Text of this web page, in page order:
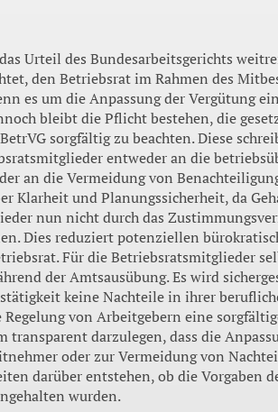
Urteil des Bundesarbeitsgerichts
den Betriebsrat im Rahmen des
es um die Anpassung der Vergütung
bleibt die Pflicht bestehen, die
sorgfältig zu beachten. Diese
entweder an die
an die Vermeidung von
Klarheit und Planungssicherheit, da
nun nicht durch das
Dies reduziert potenziellen
Für die Betriebsratsmitglieder
der Amtsausübung. Es wird
keine Nachteile in ihrer
Regelung von Arbeitgebern eine
transparent darzulegen, dass die
oder zur Vermeidung von
darüber entstehen, ob die Vorgaben
wurden.